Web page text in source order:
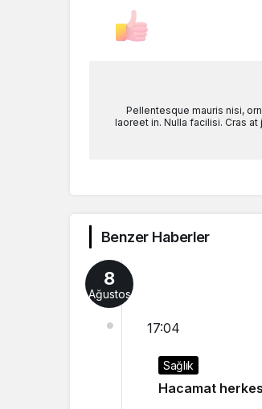
Pellentesque mauris nisi,
laoreet in. Nulla facilisi. Cras
Benzer Haberler
8
Ağustos
17:04
Sağlık
Hacamat